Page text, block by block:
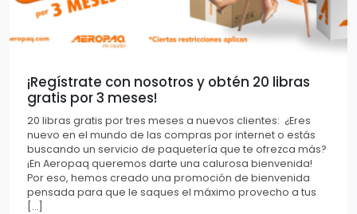
¡Regístrate con nosotros y obtén 20 libras
gratis por 3 meses!
20 libras gratis por tres meses a nuevos clientes: ¿Eres
nuevo en el mundo de las compras por internet o estás
buscando un servicio de paquetería que te ofrezca más?
¡En Aeropaq queremos darte una calurosa bienvenida!
Por eso, hemos creado una promoción de bienvenida
pensada para que le saques el máximo provecho a tus
[…]